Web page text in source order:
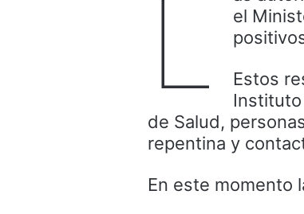
L
el
Estos
de Salud,
repentina y
En este momento